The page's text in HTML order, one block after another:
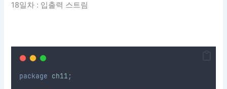
18일차 : 입출력 스트림
package ch11 ;